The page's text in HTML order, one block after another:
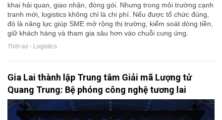
khai hải quan, giao nhận, đóng gói. Nhưng trong môi trường cạnh
tranh mới, logistics không chỉ là chi phí. Nếu được tổ chức đúng,
đó là năng lực giúp SME mở rộng thị trường, kiểm soát dòng tiền,
giữ khách hàng và tham gia sâu hơn vào chuỗi cung ứng.
Thời sự - Logistics
Gia Lai thành lập Trung tâm Giải mã Lượng tử
Quang Trung: Bệ phóng công nghệ tương lai